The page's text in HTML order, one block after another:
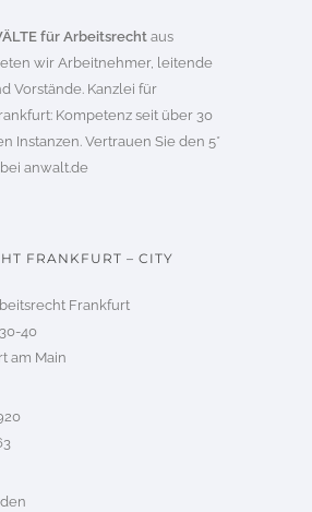
für Arbeitsrecht aus
wir Arbeitnehmer, leitende
Vorstände. Kanzlei für
Kompetenz seit über 30
Instanzen. Vertrauen Sie den 5*
anwalt.de
FRANKFURT – CITY
Frankfurt
40
am Main